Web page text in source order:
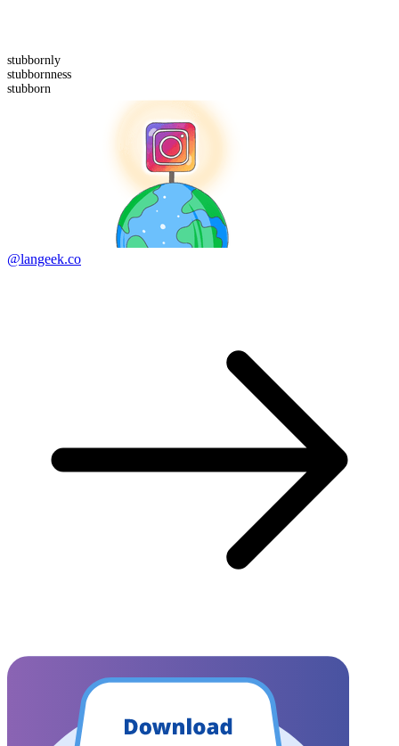
stubbornly
stubbornness
stubborn
@langeek.co